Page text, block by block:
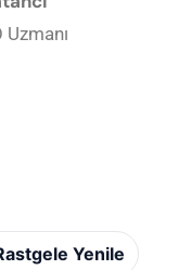
Uzmanı
Yenile